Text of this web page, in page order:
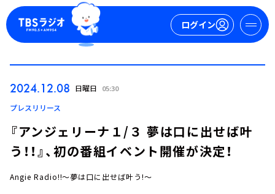
ログイン
2024.12.08 日曜日 05:30
プレスリリース
『アンジェリーナ１/３ 夢は口に出せば叶
う！！』、初の番組イベント開催が決定！
Angie Radio!!～夢は口に出せば叶う!～